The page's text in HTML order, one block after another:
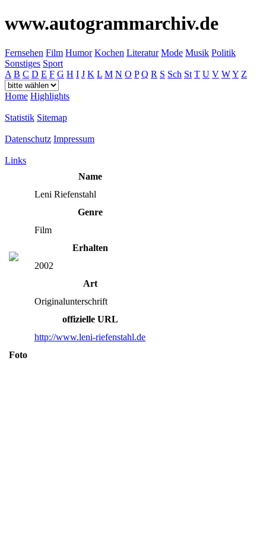
www.autogrammarchiv.de
Fernsehen Film Humor Kochen Literatur Mode Musik Politik
Sonstiges Sport
A B C D E F G H I J K L M N O P Q R S Sch St T U V WY Z
Home Highlights
Statistik Sitemap
Datenschutz Impressum
Links
Name
Leni Riefenstahl
Genre
Film
Erhalten
2002
Art
Originalunterschrift
offizielle URL
http://www.leni-riefenstahl.de
Foto